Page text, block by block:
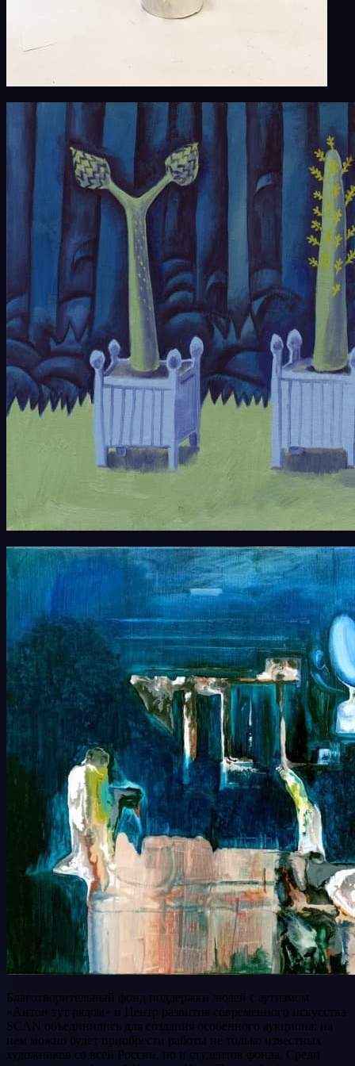
Благотворительный фонд поддержки людей с аутизмом
«Антон тут рядом» и Центр развития современного искусства
SCAN объединились для создания особенного аукциона: на
нем можно будет приобрести работы не только известных
художников со всей России, но и студентов фонда. Среди